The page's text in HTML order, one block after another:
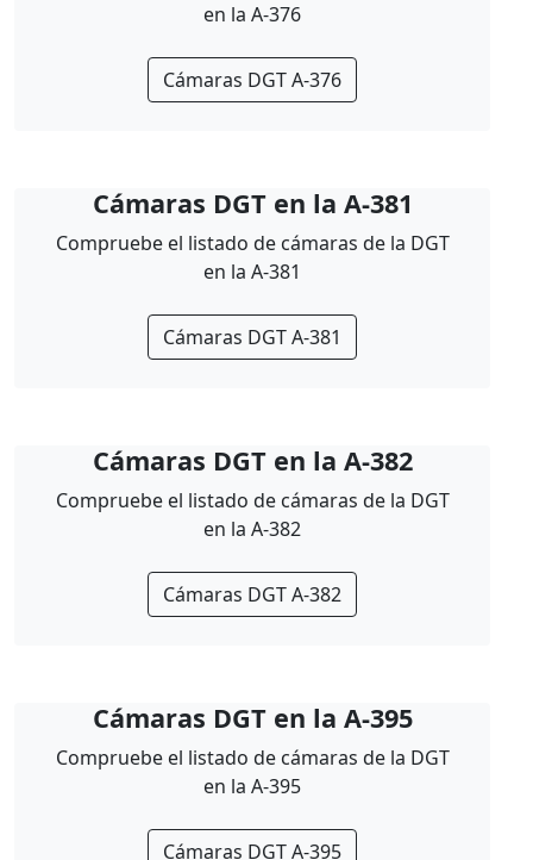
en la A-376
Cámaras DGT A-376
Cámaras DGT en la A-381
Compruebe el listado de cámaras de la DGT
en la A-381
Cámaras DGT A-381
Cámaras DGT en la A-382
Compruebe el listado de cámaras de la DGT
en la A-382
Cámaras DGT A-382
Cámaras DGT en la A-395
Compruebe el listado de cámaras de la DGT
en la A-395
Cámaras DGT A-395